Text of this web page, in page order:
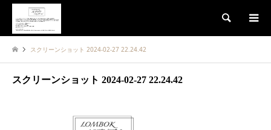
検索
スクリーンショット 2024-02-27 22.24.42
スクリーンショット 2024-02-27 22.24.42